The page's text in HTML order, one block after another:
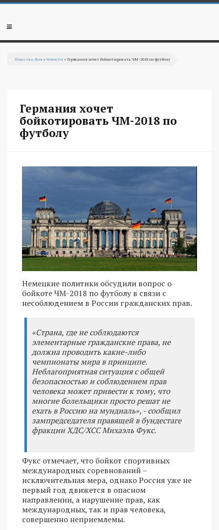
Перейти к основному содержанию
Мобильное
Повестка Дня »Новости » Германия хочет бойкотировать ЧМ-2018 по футболу
Германия хочет
бойкотировать ЧМ-2018 по
футболу
Немецкие политики обсудили вопрос о
бойкоте ЧМ-2018 по футболу в связи с
несоблюдением в России гражданских прав.
«Страна, где не соблюдаются
элементарные гражданские права, не
должна проводить какие-либо
чемпионаты мира в принципе.
Неблагоприятная ситуация с общей
безопасностью и соблюдением прав
человека может привести к тому, что
многие болельщики просто решат не
ехать в Россию на мундиаль», - сообщил
зампредседателя правящей в бундестаге
фракции ХДС/ХСС Михаэль Фукс.
Фукс отмечает, что бойкот спортивных
международных соревнований –
исключительная мера, однако Россия уже не
первый год движется в опасном
направлении, а нарушение прав, как
международных, так и прав человека,
совершенно неприемлемы.